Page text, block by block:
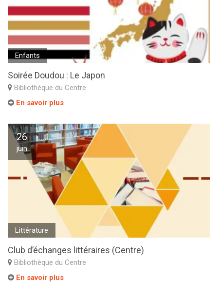
Enfants
Soirée Doudou : Le Japon
Bibliothèque du Centre
En savoir plus
26
juin
Littérature
Club d’échanges littéraires (Centre)
Bibliothèque du Centre
En savoir plus